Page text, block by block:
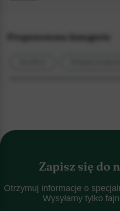
Proponowane kategorie
Zapisz się do
Otrzymuj informacje o
Wysyłamy tylko